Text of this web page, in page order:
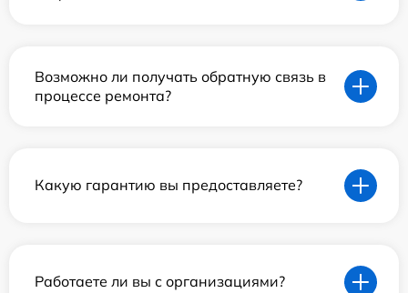
Возможно ли получать обратную связь в
процессе ремонта?
Какую гарантию вы предоставляете?
Работаете ли вы с организациями?